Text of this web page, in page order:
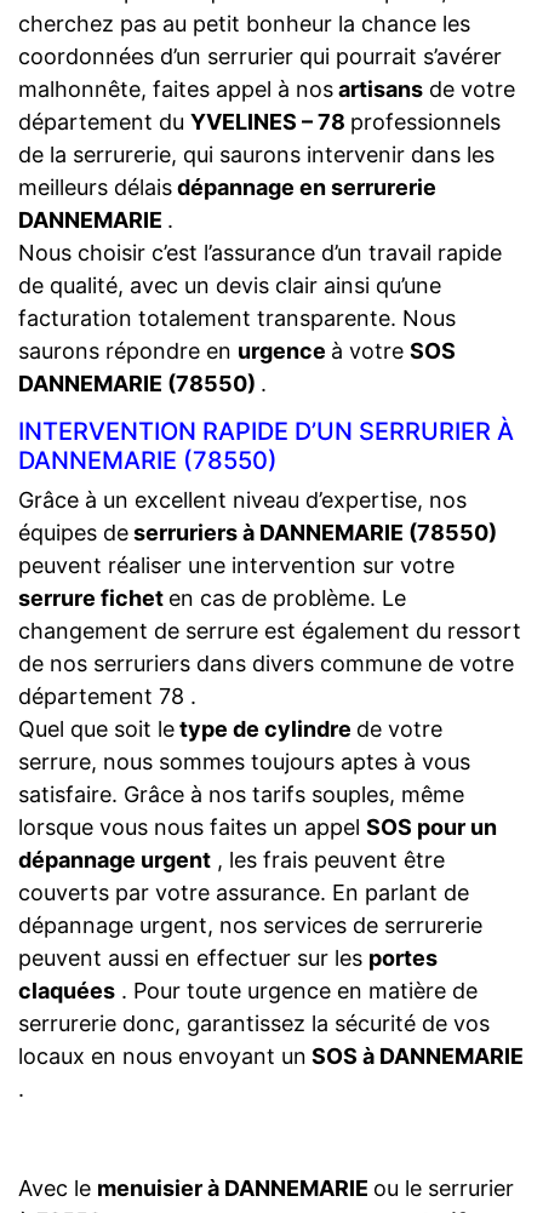
cherchez pas au petit bonheur la chance les
coordonnées d’un serrurier qui pourrait s’avérer
malhonnête, faites appel à nosartisans de votre
département du YVELINES – 78 professionnels
de la serrurerie, qui saurons intervenir dans les
meilleurs délaisdépannage en serrurerie
DANNEMARIE .
Nous choisir c’est l’assurance d’un travail rapide
de qualité, avec un devis clair ainsi qu’une
facturation totalement transparente. Nous
saurons répondre en urgence à votre SOS
DANNEMARIE (78550) .
INTERVENTION RAPIDE D’UN SERRURIER À
DANNEMARIE (78550)
Grâce à un excellent niveau d’expertise, nos
équipes deserruriers à DANNEMARIE (78550)
peuvent réaliser une intervention sur votre
serrure fichet en cas de problème. Le
changement de serrure est également du ressort
de nos serruriers dans divers commune de votre
département 78 .
Quel que soit letype de cylindre de votre
serrure, nous sommes toujours aptes à vous
satisfaire. Grâce à nos tarifs souples, même
lorsque vous nous faites un appel SOS pour un
dépannage urgent , les frais peuvent être
couverts par votre assurance. En parlant de
dépannage urgent, nos services de serrurerie
peuvent aussi en effectuer sur les portes
claquées . Pour toute urgence en matière de
serrurerie donc, garantissez la sécurité de vos
locaux en nous envoyant un SOS à DANNEMARIE
.
Avec le menuisier à DANNEMARIE ou le serrurier